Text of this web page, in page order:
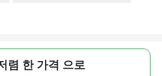
렴 한 가격 으로